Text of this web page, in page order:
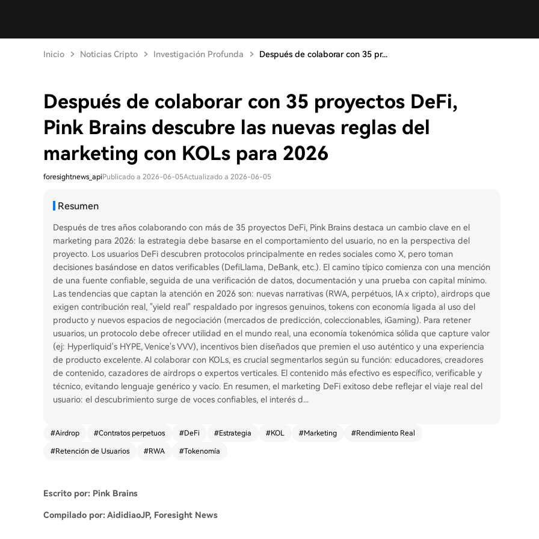
Inicio Noticias Cripto Investigación Profunda Después de colaborar con 35 pr...
Después de colaborar con 35 proyectos DeFi,
Pink Brains descubre las nuevas reglas del
marketing con KOLs para 2026
foresightnews_apiPublicado a 2026-06-05Actualizado a 2026-06-05
Resumen
Después de tres años colaborando con más de 35 proyectos DeFi, Pink Brains destaca un cambio clave en el
marketing para 2026: la estrategia debe basarse en el comportamiento del usuario, no en la perspectiva del
proyecto. Los usuarios DeFi descubren protocolos principalmente en redes sociales como X, pero toman
decisiones basándose en datos verificables (DefiLlama, DeBank, etc.). El camino típico comienza con una mención
de una fuente confiable, seguida de una verificación de datos, documentación y una prueba con capital mínimo.
Las tendencias que captan la atención en 2026 son: nuevas narrativas (RWA, perpétuos, IA x cripto), airdrops que
exigen contribución real, "yield real" respaldado por ingresos genuinos, tokens con economía ligada al uso del
producto y nuevos espacios de negociación (mercados de predicción, coleccionables, iGaming). Para retener
usuarios, un protocolo debe ofrecer utilidad en el mundo real, una economía tokenómica sólida que capture valor
(ej: Hyperliquid's HYPE, Venice's VVV), incentivos bien diseñados que premien el uso auténtico y una experiencia
de producto excelente. Al colaborar con KOLs, es crucial segmentarlos según su función: educadores, creadores
de contenido, cazadores de airdrops o expertos verticales. El contenido más efectivo es específico, verificable y
técnico, evitando lenguaje genérico y vacío. En resumen, el marketing DeFi exitoso debe reflejar el viaje real del
usuario: el descubrimiento surge de voces confiables, el interés d...
#Airdrop #Contratos perpetuos #DeFi #Estrategia #KOL #Marketing #Rendimiento Real
#Retención de Usuarios #RWA #Tokenomía
Escrito por: Pink Brains
Compilado por: AididiaoJP, Foresight News